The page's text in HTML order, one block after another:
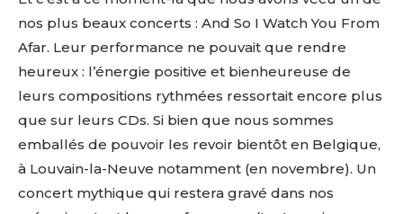
nos plus beaux concerts : And So I Watch You From
Afar. Leur performance ne pouvait que rendre
heureux : l’énergie positive et bienheureuse de
leurs compositions rythmées ressortait encore plus
que sur leurs CDs. Si bien que nous sommes
emballés de pouvoir les revoir bientôt en Belgique,
à Louvain-la-Neuve notamment (en novembre). Un
concert mythique qui restera gravé dans nos